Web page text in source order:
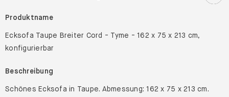
Produktname
Ecksofa Taupe Breiter Cord - Tyme - 162 x 75 x 213 cm,
konfigurierbar
Beschreibung
Schönes Ecksofa in Taupe. Abmessung: 162 x 75 x 213 cm.